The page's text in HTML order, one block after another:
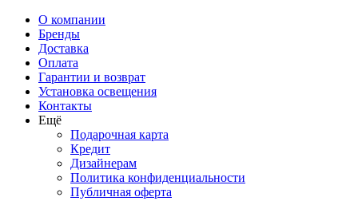
О компании
Бренды
Доставка
Оплата
Гарантии и возврат
Установка освещения
Контакты
Ещё
Подарочная карта
Кредит
Дизайнерам
Политика конфиденциальности
Публичная оферта